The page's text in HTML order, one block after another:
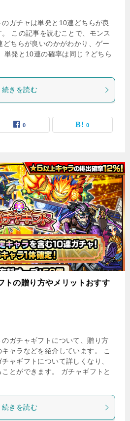
ガチャは単発と10連どちらが良
この記事を読むことで、モンス
どちらが良いのかがわかり、ゲー
単発と10連の確率は同じ？どちら
続きを読む
0 0
トの贈り方やメリットおすす
ガチャギフトについて、贈り方
ャラなどを紹介しています。 こ
ャギフトについて詳しくなり、
とができます。 ガチャギフトと
続きを読む